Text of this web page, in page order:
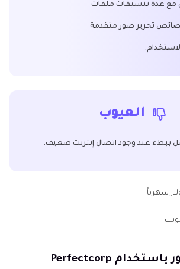
مع عدة تنسيقات ملفات
تحرير صور متقدمة
العيوب
ببطء عند وجود اتصال إنترنت ضعيف.